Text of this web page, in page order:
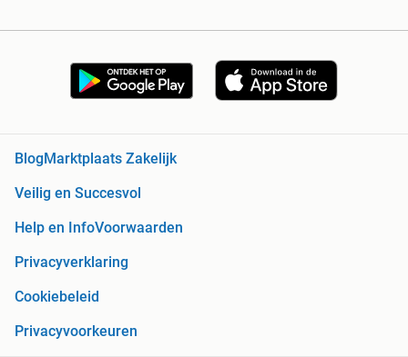
BlogMarktplaats Zakelijk
Veilig en Succesvol
Help en InfoVoorwaarden
Privacyverklaring
Cookiebeleid
Privacyvoorkeuren